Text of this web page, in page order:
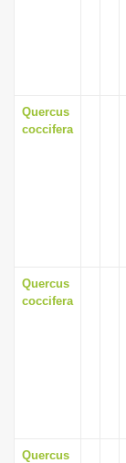
Quercus
coccifera
Quercus
coccifera
Quercus